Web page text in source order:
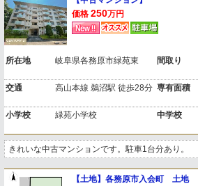
価格 250万円
所在地 岐阜県各務原市緑苑東 間取り
交通 高山本線 鵜沼駅 徒歩28分 専有面積
小学校 緑苑小学校 中学校
きれいな中古マンションです。駐車1台分あり。
【土地】各務原市入会町 土地